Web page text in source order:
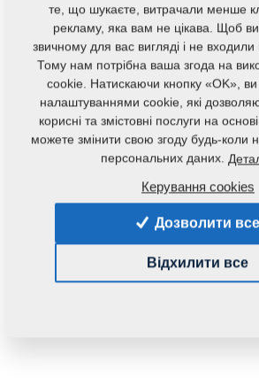
Код продукту: m10341
наступного обладнання:
1,2000 Кг
те, що шукаєте, витрачали менше
рекламу, яка вам не цікава. Щоб
звичному для вас вигляді і не
Тому нам потрібна ваша згода на
cookie. Натискаючи кнопку «OK», ви
налаштуваннями cookie, які
корисні та змістовні послуги на
можете змінити свою згоду будь-коли
персональних даних.
Керування cookies
Дозволити все
Відхилити все